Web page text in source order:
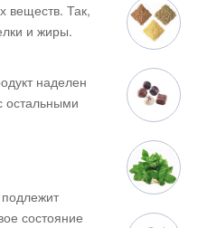
веществ. Так,
и жиры.
наделен
остальными
состояние